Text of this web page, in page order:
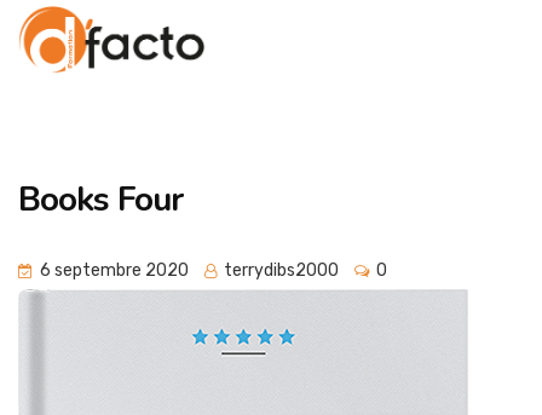
Books Four
6 septembre 2020 terrydibs2000 0